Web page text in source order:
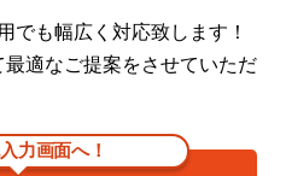
でも幅広く対応致します！
適なご提案をさせていただ
力画面へ！